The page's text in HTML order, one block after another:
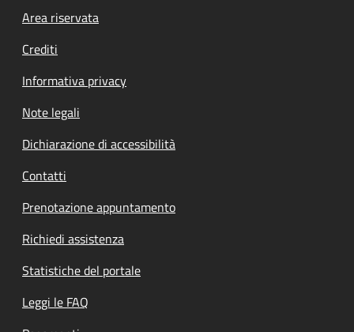
Footer menu
Area riservata
Crediti
Informativa privacy
Note legali
Dichiarazione di accessibilità
Contatti
Prenotazione appuntamento
Richiedi assistenza
Statistiche del portale
Leggi le FAQ